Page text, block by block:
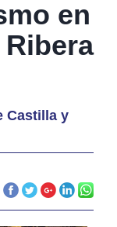
en
Castilla y